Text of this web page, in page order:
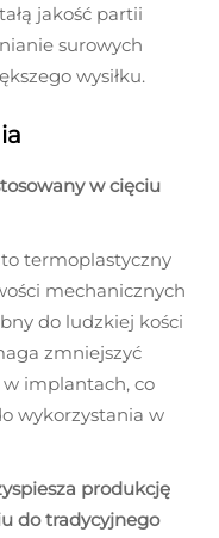
jakość partii
surowych
wysiłku.
w cięciu
termoplastyczny
mechanicznych
do ludzkiej kości
zmniejszyć
implantach, co
wykorzystania w
produkcję
do tradycyjnego